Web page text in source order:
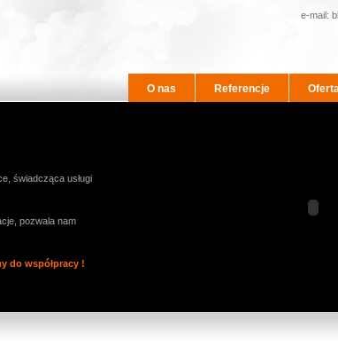
e-mail:
O nas Referencje
świadcząca usługi
pozwala nam
do współpracy !